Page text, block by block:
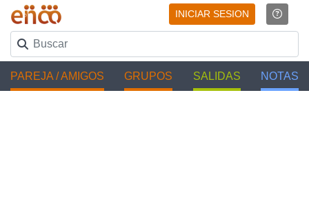
INICIAR SESION
PAREJA / AMIGOS GRUPOS SALIDAS NOTAS